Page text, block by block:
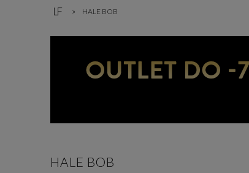
» HALE BOB
HALE BOB